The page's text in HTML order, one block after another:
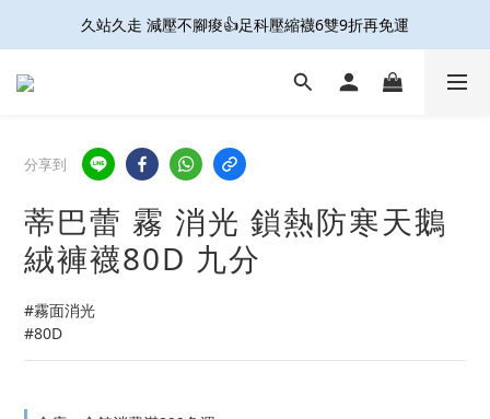
接住妳的微滲尷尬! 防輕漏抗菌內褲 6件9折免運
久站久走 減壓不腳痠👍足科壓縮襪6雙9折再免運
開放結帳用LINE PAY啦🎉雙重集點好划算☝️
分享到
蒂巴蕾 霧 消光 鎖熱防寒天鵝
絨褲襪80D 九分
#霧面消光
#80D